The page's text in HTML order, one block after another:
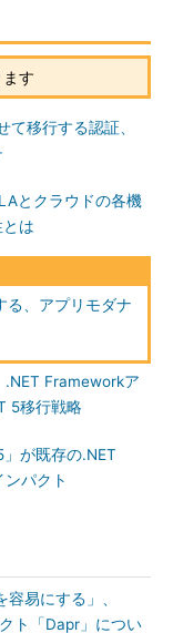
す
移行する認証、
とクラウドの各機
は
る、アプリモダナ
.NET Frameworkア
5移行戦略
が既存の.NET
パクト
容易にする」、
ト「Dapr」につい